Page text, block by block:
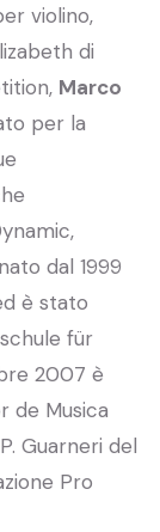
violino,
di
Marco
per la
dal 1999
è stato
für
2007 è
de Musica
Guarneri del
Pro